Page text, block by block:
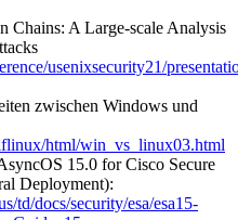
Chains: A Large-scale Analysis
usenixsecurity21/
zwischen Windows und
html/win_vs_linux03.html
15.0 for Cisco Secure
Deployment):
td/docs/security/esa/esa15-